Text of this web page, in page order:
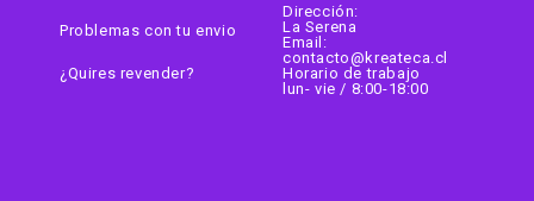
Dirección:
La Serena
Email:
contacto@kreateca.cl
Horario de trabajo
lun- vie / 8:00-18:00
Problemas con tu envio
¿Quires revender?